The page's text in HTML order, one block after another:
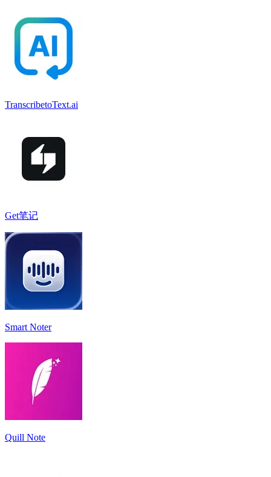
TranscribetoText.ai
Get笔记
Smart Noter
Quill Note